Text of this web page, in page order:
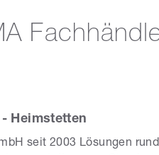
Heimstetten
seit 2003 Lösungen